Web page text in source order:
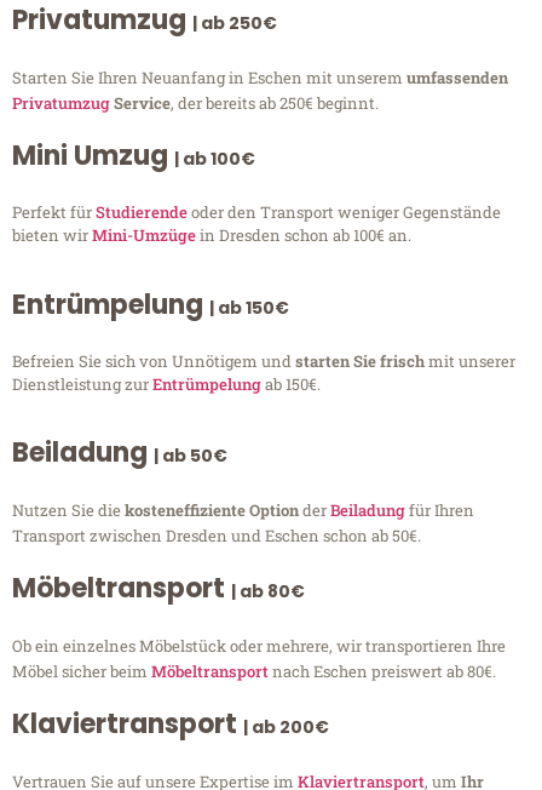
Privatumzug | ab 250€
Starten Sie Ihren Neuanfang in Eschen mit unserem umfassenden
PrivatumzugService, der bereits ab 250€ beginnt.
Mini Umzug | ab 100€
Perfekt fürStudierendeoder den Transport weniger Gegenstände
bieten wirMini-Umzügein Dresden schon ab 100€ an.
Entrümpelung | ab 150€
Befreien Sie sich von Unnötigem undstarten Sie frischmit unserer
Dienstleistung zurEntrümpelungab 150€.
Beiladung | ab 50€
Nutzen Sie diekosteneffiziente OptionderBeiladungfür Ihren
Transport zwischen Dresden und Eschen schon ab 50€.
Möbeltransport | ab 80€
Ob ein einzelnes Möbelstück oder mehrere, wir transportieren Ihre
Möbel sicher beim Möbeltransportnach Eschen preiswert ab 80€.
Klaviertransport | ab 200€
Vertrauen Sie auf unsere Expertise im Klaviertransport, um Ihr